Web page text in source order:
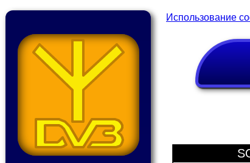
Использование